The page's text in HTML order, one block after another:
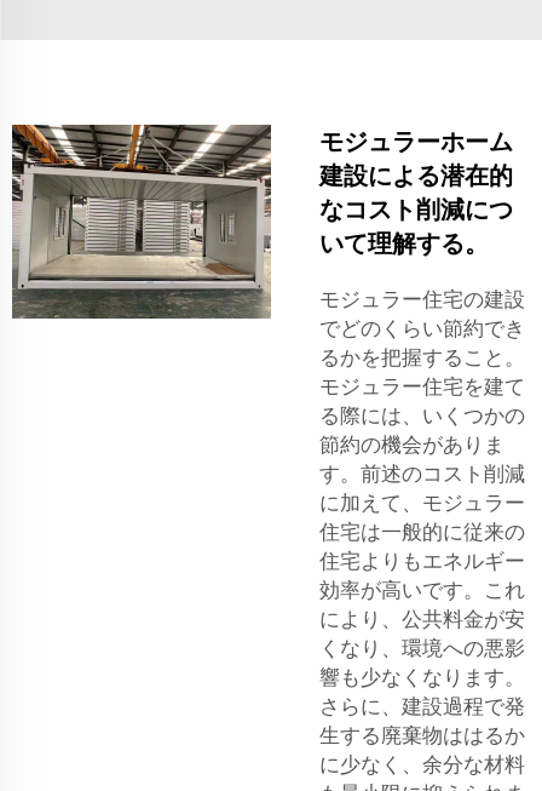
モジュラーホーム
建設による潜在的
なコスト削減につ
いて理解する。
モジュラー住宅の建設
でどのくらい節約でき
るかを把握すること。
モジュラー住宅を建て
る際には、いくつかの
節約の機会がありま
す。前述のコスト削減
に加えて、モジュラー
住宅は一般的に従来の
住宅よりもエネルギー
効率が高いです。これ
により、公共料金が安
くなり、環境への悪影
響も少なくなります。
さらに、建設過程で発
生する廃棄物ははるか
に少なく、余分な材料